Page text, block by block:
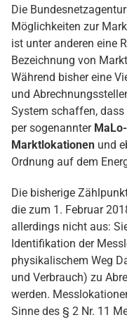
Die
Möglichkeiten zur
ist unter anderen eine
Bezeichnung von
Während bisher eine
und
System schaffen,
per sogenannter
Marktlokationen und
Ordnung auf dem
Die bisherige
die zum 1. Februar
allerdings nicht aus:
Identifikation der
physikalischem Weg
und Verbrauch) zu
werden.
Sinne des § 2 Nr. 11